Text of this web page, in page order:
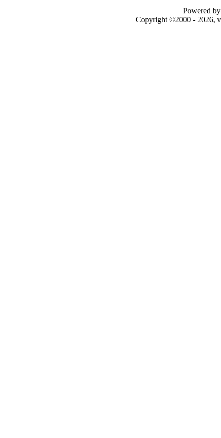
Powered
Copyright ©2000 - 2026,